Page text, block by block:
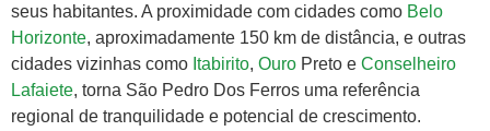
seus habitantes. A proximidade com cidades como Belo
Horizonte, aproximadamente 150 km de distância, e outras
cidades vizinhas como Itabirito, Ouro Preto e Conselheiro
Lafaiete, torna São Pedro Dos Ferros uma referência
regional de tranquilidade e potencial de crescimento.